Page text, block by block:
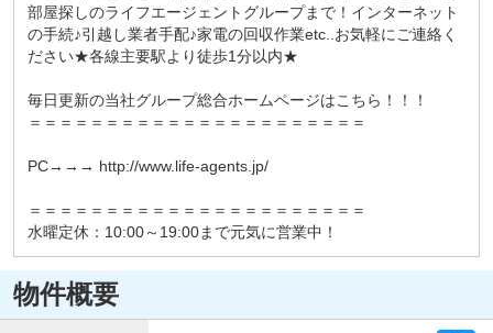
部屋探しのライフエージェントグループまで！インターネット
の手続♪引越し業者手配♪家電の回収作業etc..お気軽にご連絡く
ださい★各線主要駅より徒歩1分以内★
毎日更新の当社グループ総合ホームページはこちら！！！
＝＝＝＝＝＝＝＝＝＝＝＝＝＝＝＝＝＝＝＝＝＝
PC→→→ http://www.life-agents.jp/
＝＝＝＝＝＝＝＝＝＝＝＝＝＝＝＝＝＝＝＝＝＝
水曜定休：10:00～19:00まで元気に営業中！
物件概要